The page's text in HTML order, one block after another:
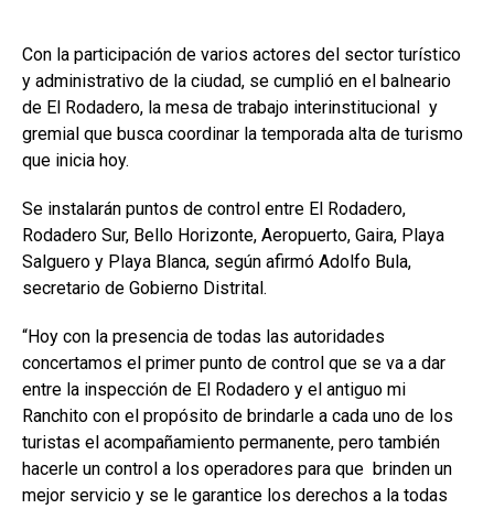
Con la participación de varios actores del sector turístico
y administrativo de la ciudad, se cumplió en el balneario
de El Rodadero, la mesa de trabajo interinstitucional y
gremial que busca coordinar la temporada alta de turismo
que inicia hoy.
Se instalarán puntos de control entre El Rodadero,
Rodadero Sur, Bello Horizonte, Aeropuerto, Gaira, Playa
Salguero y Playa Blanca, según afirmó Adolfo Bula,
secretario de Gobierno Distrital.
“Hoy con la presencia de todas las autoridades
concertamos el primer punto de control que se va a dar
entre la inspección de El Rodadero y el antiguo mi
Ranchito con el propósito de brindarle a cada uno de los
turistas el acompañamiento permanente, pero también
hacerle un control a los operadores para que brinden un
mejor servicio y se le garantice los derechos a la todas